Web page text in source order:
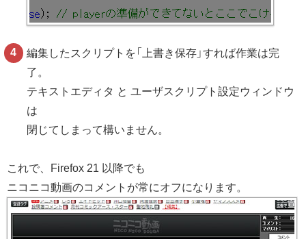
編集したスクリプトを「上書き保存」すれば作業は完
了。
テキストエディタ と ユーザスクリプト設定ウィンドウ
は
閉じてしまって構いません。
これで、Firefox 21 以降でも
ニコニコ動画のコメントが常にオフになります。